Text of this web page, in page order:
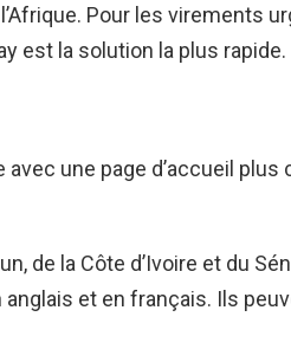
Pour les virements
est la solution la plus rapide.
une page d’accueil plus
de la Côte d’Ivoire et du
et en français. Ils